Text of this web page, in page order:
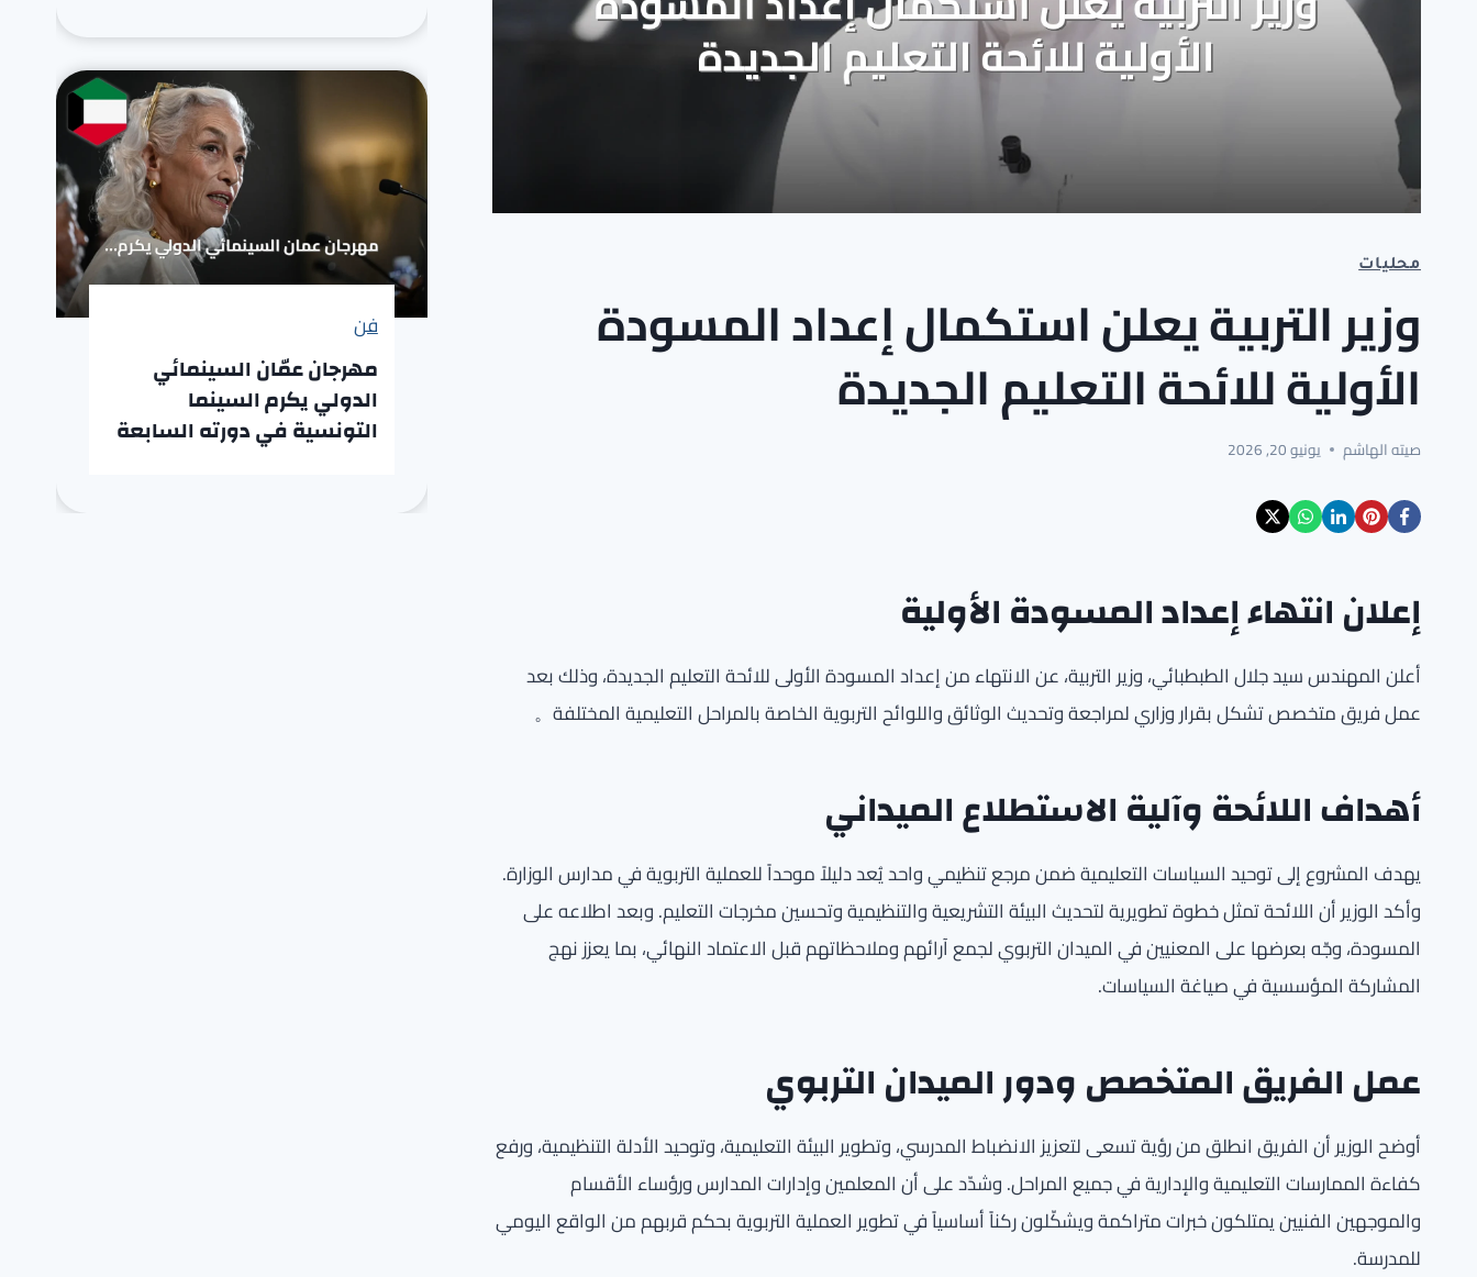
محليات
وزير التربية يعلن استكمال إعداد المسودة
الأولية للائحة التعليم الجديدة
صيته الهاشم يونيو 20, 2026
إعلان انتهاء إعداد المسودة الأولية
أعلن المهندس سيد جلال الطبطبائي، وزير التربية، عن الانتهاء من إعداد المسودة الأولى للائحة التعليم الجديدة، وذلك بعد
عمل فريق متخصص تشكل بقرار وزاري لمراجعة وتحديث الوثائق واللوائح التربوية الخاصة بالمراحل التعليمية المختلفة。
أهداف اللائحة وآلية الاستطلاع الميداني
يهدف المشروع إلى توحيد السياسات التعليمية ضمن مرجع تنظيمي واحد يُعد دليلاً موحداً للعملية التربوية في مدارس الوزارة.
وأكد الوزير أن اللائحة تمثل خطوة تطويرية لتحديث البيئة التشريعية والتنظيمية وتحسين مخرجات التعليم. وبعد اطلاعه على
المسودة، وجّه بعرضها على المعنيين في الميدان التربوي لجمع آرائهم وملاحظاتهم قبل الاعتماد النهائي، بما يعزز نهج
المشاركة المؤسسية في صياغة السياسات.
عمل الفريق المتخصص ودور الميدان التربوي
أوضح الوزير أن الفريق انطلق من رؤية تسعى لتعزيز الانضباط المدرسي، وتطوير البيئة التعليمية، وتوحيد الأدلة التنظيمية، ورفع
كفاءة الممارسات التعليمية والإدارية في جميع المراحل. وشدّد على أن المعلمين وإدارات المدارس ورؤساء الأقسام
والموجهين الفنيين يمتلكون خبرات متراكمة ويشكّلون ركناً أساسياً في تطوير العملية التربوية بحكم قربهم من الواقع اليومي
للمدرسة.
فن
مهرجان عمّان السينمائي
الدولي يكرم السينما
التونسية في دورته السابعة